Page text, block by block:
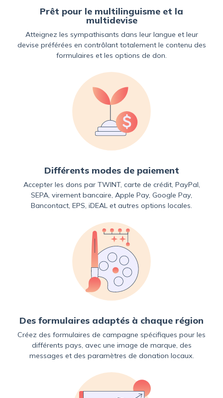
Prêt pour le multilinguisme et la
multidevise
Atteignez les sympathisants dans leur langue et leur
devise préférées en contrôlant totalement le contenu des
formulaires et les options de don.
Différents modes de paiement
Accepter les dons par TWINT, carte de crédit, PayPal,
SEPA, virement bancaire, Apple Pay, Google Pay,
Bancontact, EPS, iDEAL et autres options locales.
Des formulaires adaptés à chaque région
Créez des formulaires de campagne spécifiques pour les
différents pays, avec une image de marque, des
messages et des paramètres de donation locaux.